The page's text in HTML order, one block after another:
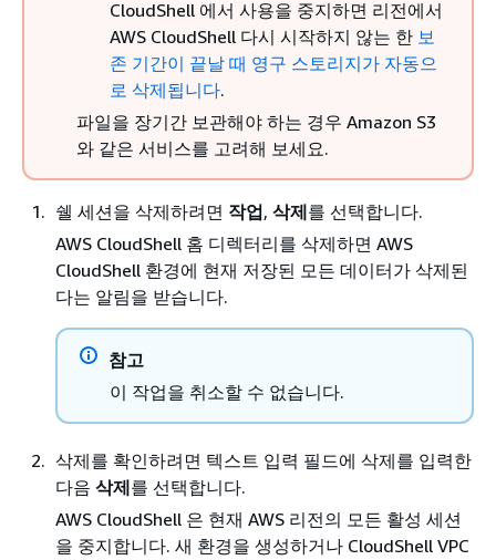
CloudShell 에서 사용을 중지하면 리전에서
AWS CloudShell 다시 시작하지 않는 한 보
존 기간이 끝날 때 영구 스토리지가 자동으
로 삭제됩니다.
파일을 장기간 보관해야 하는 경우 Amazon S3
와 같은 서비스를 고려해 보세요.
쉘 세션을 삭제하려면 작업, 삭제를 선택합니다.
AWS CloudShell 홈 디렉터리를 삭제하면 AWS
CloudShell 환경에 현재 저장된 모든 데이터가 삭제된
다는 알림을 받습니다.
참고
이 작업을 취소할 수 없습니다.
삭제를 확인하려면 텍스트 입력 필드에 삭제를 입력한
다음 삭제를 선택합니다.
AWS CloudShell 은 현재 AWS 리전의 모든 활성 세션
을 중지합니다. 새 환경을 생성하거나 CloudShell VPC